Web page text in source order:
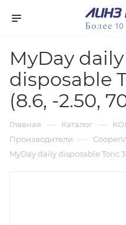
MyDay daily
disposable
(8.6, -2.50,
Главная — Каталог —
Производители —
MyDay daily disposable Toric